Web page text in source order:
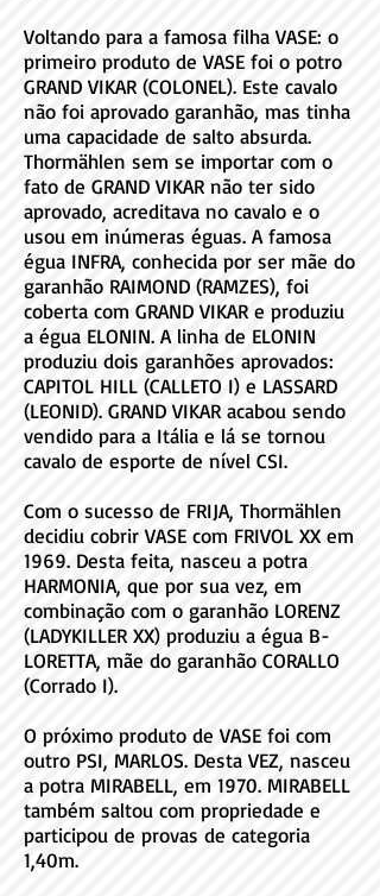
Voltando para a famosa filha VASE: o
primeiro produto de VASE foi o potro
GRAND VIKAR (COLONEL). Este cavalo
não foi aprovado garanhão, mas tinha
uma capacidade de salto absurda.
Thormählen sem se importar com o
fato de GRAND VIKAR não ter sido
aprovado, acreditava no cavalo e o
usou em inúmeras éguas. A famosa
égua INFRA, conhecida por ser mãe do
garanhão RAIMOND (RAMZES), foi
coberta com GRAND VIKAR e produziu
a égua ELONIN. A linha de ELONIN
produziu dois garanhões aprovados:
CAPITOL HILL (CALLETO I) e LASSARD
(LEONID). GRAND VIKAR acabou sendo
vendido para a Itália e lá se tornou
cavalo de esporte de nível CSI.
Com o sucesso de FRIJA, Thormählen
decidiu cobrir VASE com FRIVOL XX em
1969. Desta feita, nasceu a potra
HARMONIA, que por sua vez, em
combinação com o garanhão LORENZ
(LADYKILLER XX) produziu a égua B-
LORETTA, mãe do garanhão CORALLO
(Corrado I).
O próximo produto de VASE foi com
outro PSI, MARLOS. Desta VEZ, nasceu
a potra MIRABELL, em 1970. MIRABELL
também saltou com propriedade e
participou de provas de categoria
1,40m.